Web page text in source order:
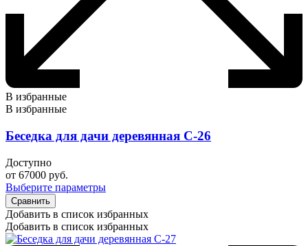
В избранные
В избранные
Беседка для дачи деревянная С-26
Доступно
от 67000 руб.
Выберите параметры
Сравнить
Добавить в список избранных
Добавить в список избранных